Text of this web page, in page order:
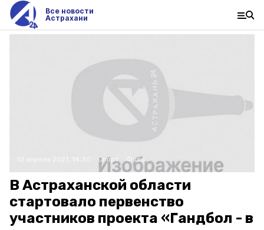
Все новости
Астрахани
Спорт Фото:
В Астраханской области
стартовало первенство
участников проекта «Гандбол - в